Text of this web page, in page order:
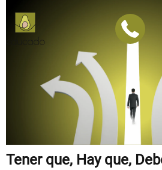
Tener que, Hay que,